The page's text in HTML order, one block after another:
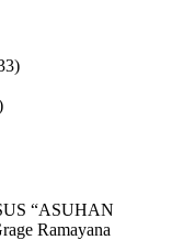
“ASUHAN
Ramayana